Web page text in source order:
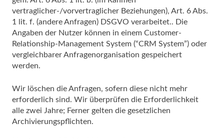
vertraglicher-/vorvertraglicher Beziehungen), Art. 6 Abs.
1 lit. f. (andere Anfragen) DSGVO verarbeitet.. Die
Angaben der Nutzer können in einem Customer-
Relationship-Management System (“CRM System”) oder
vergleichbarer Anfragenorganisation gespeichert
werden.
Wir löschen die Anfragen, sofern diese nicht mehr
erforderlich sind. Wir überprüfen die Erforderlichkeit
alle zwei Jahre; Ferner gelten die gesetzlichen
Archivierungspflichten.